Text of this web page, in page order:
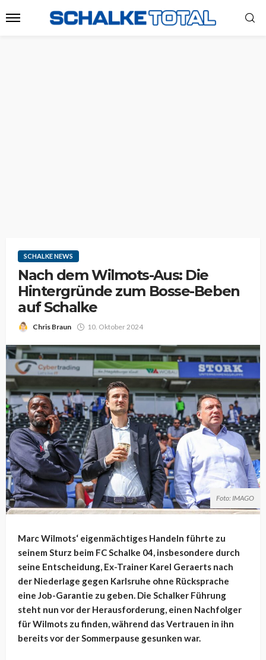
SCHALKE NEWS
Nach dem Wilmots-Aus: Die
Hintergründe zum Bosse-Beben
auf Schalke
Chris Braun 10. Oktober 2024
Foto: IMAGO
Marc Wilmots‘ eigenmächtiges Handeln führte zu
seinem Sturz beim FC Schalke 04, insbesondere durch
seine Entscheidung, Ex-Trainer Karel Geraerts nach
der Niederlage gegen Karlsruhe ohne Rücksprache
eine Job-Garantie zu geben. Die Schalker Führung
steht nun vor der Herausforderung, einen Nachfolger
für Wilmots zu finden, während das Vertrauen in ihn
bereits vor der Sommerpause gesunken war.